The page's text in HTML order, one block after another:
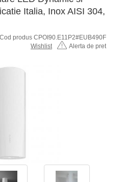
Italia, Inox AISI 304,
Cod produs CPOI90.E11P2#EUB490F
Wishlist
Alerta de pret